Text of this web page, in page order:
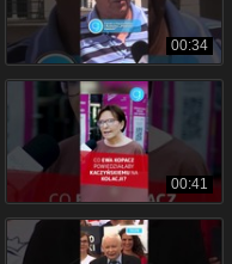
00:34
00:41